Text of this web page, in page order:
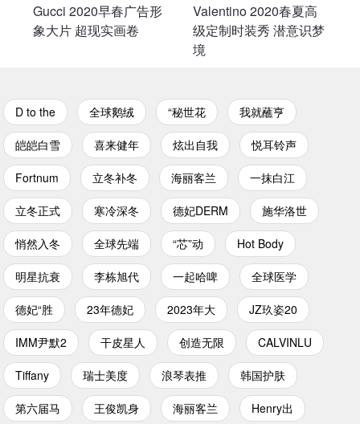
Gucci 2020早春广告形
象大片 超现实画卷
Valentino 2020春夏高
级定制时装秀 潜意识梦
境
D to the 全球鹅绒 “秘世花 我就蘸亨
皑皑白雪 喜来健年 炫出自我 悦耳铃声
Fortnum 立冬补冬 海丽客兰 一抹白江
立冬正式 寒冷深冬 德妃DERM 施华洛世
悄然入冬 全球先端 “芯”动 Hot Body
明星抗衰 李栋旭代 一起哈啤 全球医学
德妃“胜 23年德妃 2023年大 JZ玖姿20
IMM尹默2 干皮星人 创造无限 CALVINLU
Tiffany 瑞士美度 浪琴表推 韩国护肤
第六届马 王俊凯身 海丽客兰 Henry出